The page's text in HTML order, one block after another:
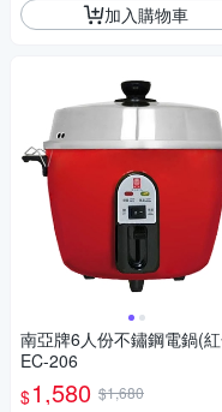
加入購物車
南亞牌6人份不鏽鋼電鍋(
EC-206
$1,580 $1,680